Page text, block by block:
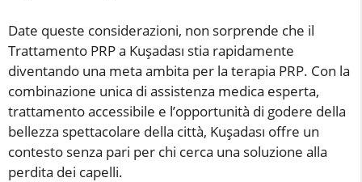
Date queste considerazioni, non sorprende che il
Trattamento PRP a Kuşadası stia rapidamente
diventando una meta ambita per la terapia PRP. Con la
combinazione unica di assistenza medica esperta,
trattamento accessibile e l’opportunità di godere della
bellezza spettacolare della città, Kuşadası offre un
contesto senza pari per chi cerca una soluzione alla
perdita dei capelli.